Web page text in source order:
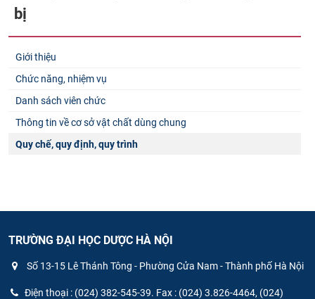
bị
Giới thiệu
Chức năng, nhiệm vụ
Danh sách viên chức
Thông tin về cơ sở vật chất dùng chung
Quy chế, quy định, quy trình
TRƯỜNG ĐẠI HỌC DƯỢC HÀ NỘI
Số 13-15 Lê Thánh Tông - Phường Cửa Nam - Thành phố Hà Nội
Điện thoại : (024) 382-545-39. Fax : (024) 3.826-4464, (024)